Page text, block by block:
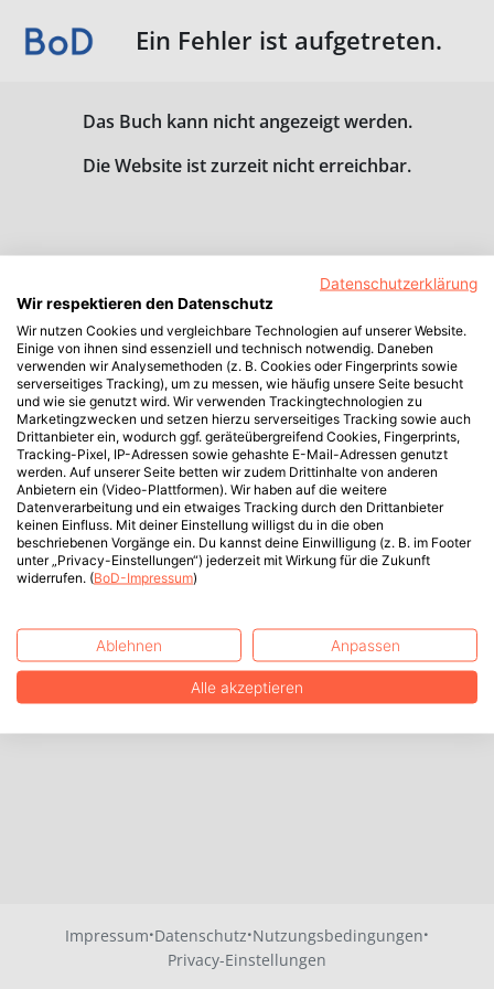
Ein Fehler ist aufgetreten.
Das Buch kann nicht angezeigt werden.
Die Website ist zurzeit nicht erreichbar.
Impressum·Datenschutz·Nutzungsbedingungen·
Privacy-Einstellungen
Datenschutzerklärung
Wir respektieren den Datenschutz
Wir nutzen Cookies und vergleichbare Technologien auf unserer Website.
Einige von ihnen sind essenziell und technisch notwendig. Daneben
verwenden wir Analysemethoden (z. B. Cookies oder Fingerprints sowie
serverseitiges Tracking), um zu messen, wie häufig unsere Seite besucht
und wie sie genutzt wird. Wir verwenden Trackingtechnologien zu
Marketingzwecken und setzen hierzu serverseitiges Tracking sowie auch
Drittanbieter ein, wodurch ggf. geräteübergreifend Cookies, Fingerprints,
Tracking-Pixel, IP-Adressen sowie gehashte E-Mail-Adressen genutzt
werden. Auf unserer Seite betten wir zudem Drittinhalte von anderen
Anbietern ein (Video-Plattformen). Wir haben auf die weitere
Datenverarbeitung und ein etwaiges Tracking durch den Drittanbieter
keinen Einfluss. Mit deiner Einstellung willigst du in die oben
beschriebenen Vorgänge ein. Du kannst deine Einwilligung (z. B. im Footer
unter „Privacy-Einstellungen“) jederzeit mit Wirkung für die Zukunft
widerrufen. (BoD-Impressum)
Ablehnen Anpassen
Alle akzeptieren